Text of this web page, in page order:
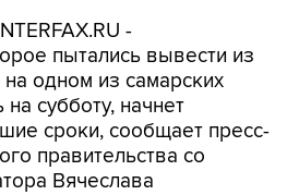
-
пытались вывести из
одном из самарских
субботу, начнет
сроки, сообщает пресс-
правительства со
Вячеслава